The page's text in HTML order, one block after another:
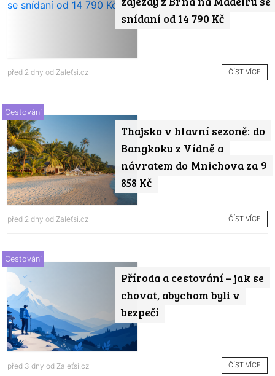
snídaní od 14 790 Kč
před 2 dny od Zaleťsi.cz ČÍST VÍCE
Thajsko v hlavní sezoně: do
Bangkoku z Vídně a
návratem do Mnichova za 9
858 Kč
Cestování
před 2 dny od Zaleťsi.cz ČÍST VÍCE
Příroda a cestování – jak se
chovat, abychom byli v
bezpečí
Cestování
před 3 dny od Zaleťsi.cz ČÍST VÍCE